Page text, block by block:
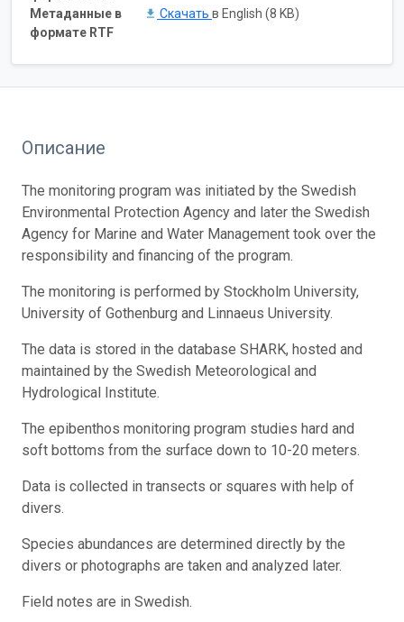
Метаданные в
формате RTF
Скачать в English (8 KB)
Описание
The monitoring program was initiated by the Swedish
Environmental Protection Agency and later the Swedish
Agency for Marine and Water Management took over the
responsibility and financing of the program.
The monitoring is performed by Stockholm University,
University of Gothenburg and Linnaeus University.
The data is stored in the database SHARK, hosted and
maintained by the Swedish Meteorological and
Hydrological Institute.
The epibenthos monitoring program studies hard and
soft bottoms from the surface down to 10-20 meters.
Data is collected in transects or squares with help of
divers.
Species abundances are determined directly by the
divers or photographs are taken and analyzed later.
Field notes are in Swedish.